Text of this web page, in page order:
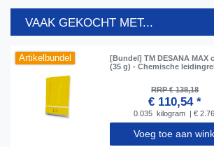
VAAK GEKOCHT MET...
Artikelbundel
[Bundel] TM DESANA MAX
(35 g) - Chemische
RRP € 138,18
€ 110,54 *
0.035 kilogram | €
Voeg toe aan